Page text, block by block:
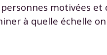
motivées et
à quelle échelle